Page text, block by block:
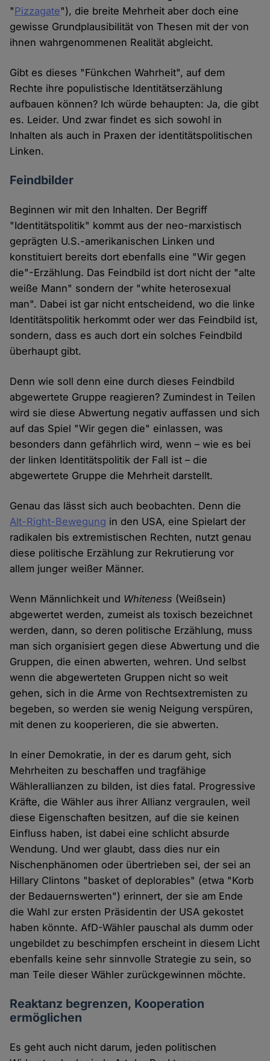
"Pizzagate"), die breite Mehrheit aber doch eine
gewisse Grundplausibilität von Thesen mit der von
ihnen wahrgenommenen Realität abgleicht.
Gibt es dieses "Fünkchen Wahrheit", auf dem
Rechte ihre populistische Identitätserzählung
aufbauen können? Ich würde behaupten: Ja, die gibt
es. Leider. Und zwar findet es sich sowohl in
Inhalten als auch in Praxen der identitätspolitischen
Linken.
Feindbilder
Beginnen wir mit den Inhalten. Der Begriff
"Identitätspolitik" kommt aus der neo-marxistisch
geprägten U.S.-amerikanischen Linken und
konstituiert bereits dort ebenfalls eine "Wir gegen
die"-Erzählung. Das Feindbild ist dort nicht der "alte
weiße Mann" sondern der "white heterosexual
man". Dabei ist gar nicht entscheidend, wo die linke
Identitätspolitik herkommt oder wer das Feindbild ist,
sondern, dass es auch dort ein solches Feindbild
überhaupt gibt.
Denn wie soll denn eine durch dieses Feindbild
abgewertete Gruppe reagieren? Zumindest in Teilen
wird sie diese Abwertung negativ auffassen und sich
auf das Spiel "Wir gegen die" einlassen, was
besonders dann gefährlich wird, wenn – wie es bei
der linken Identitätspolitik der Fall ist – die
abgewertete Gruppe die Mehrheit darstellt.
Genau das lässt sich auch beobachten. Denn die
Alt-Right-Bewegung in den USA, eine Spielart der
radikalen bis extremistischen Rechten, nutzt genau
diese politische Erzählung zur Rekrutierung vor
allem junger weißer Männer.
Wenn Männlichkeit und Whiteness (Weißsein)
abgewertet werden, zumeist als toxisch bezeichnet
werden, dann, so deren politische Erzählung, muss
man sich organisiert gegen diese Abwertung und die
Gruppen, die einen abwerten, wehren. Und selbst
wenn die abgewerteten Gruppen nicht so weit
gehen, sich in die Arme von Rechtsextremisten zu
begeben, so werden sie wenig Neigung verspüren,
mit denen zu kooperieren, die sie abwerten.
In einer Demokratie, in der es darum geht, sich
Mehrheiten zu beschaffen und tragfähige
Wählerallianzen zu bilden, ist dies fatal. Progressive
Kräfte, die Wähler aus ihrer Allianz vergraulen, weil
diese Eigenschaften besitzen, auf die sie keinen
Einfluss haben, ist dabei eine schlicht absurde
Wendung. Und wer glaubt, dass dies nur ein
Nischenphänomen oder übertrieben sei, der sei an
Hillary Clintons "basket of deplorables" (etwa "Korb
der Bedauernswerten") erinnert, der sie am Ende
die Wahl zur ersten Präsidentin der USA gekostet
haben könnte. AfD-Wähler pauschal als dumm oder
ungebildet zu beschimpfen erscheint in diesem Licht
ebenfalls keine sehr sinnvolle Strategie zu sein, so
man Teile dieser Wähler zurückgewinnen möchte.
Reaktanz begrenzen, Kooperation
ermöglichen
Es geht auch nicht darum, jeden politischen